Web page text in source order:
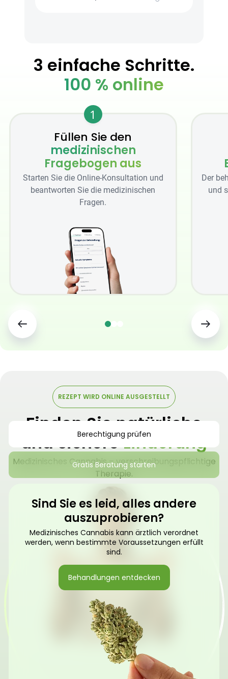
3 einfache Schritte.
100 % online
1
Füllen Sie den
medizinischen
Fragebogen aus
Starten Sie die Online-Konsultation und
beantworten Sie die medizinischen
Fragen.
Der
und
REZEPT WIRD ONLINE AUSGESTELLT
Finden Sie natürliche
und sichereLinderung
Medizinisches Cannabis – verschreibungspflichtige
Therapie.
Berechtigung prüfen
Gratis Beratung starten
Sind Sie es leid, alles andere
auszuprobieren?
Medizinisches Cannabis kann ärztlich verordnet
werden, wenn bestimmte Voraussetzungen erfüllt
sind.
Behandlungen entdecken